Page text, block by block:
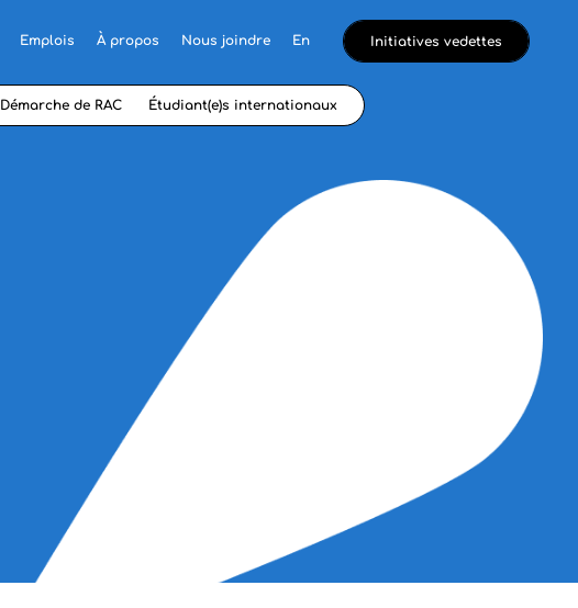
Emplois À propos Nous joindre En Initiatives vedettes
Démarche de RAC Étudiant(e)s internationaux